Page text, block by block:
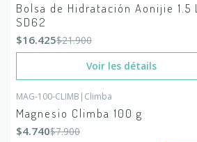
En rupture de stock
Bolsa de Hidratación Aonijie 1.5 L
SD62
$16.425$21.900
Voir les détails
DÉSACTIVÉ
MAG-100-CLIMB | Climba
Magnesio Climba 100 g
$4.740$7.900